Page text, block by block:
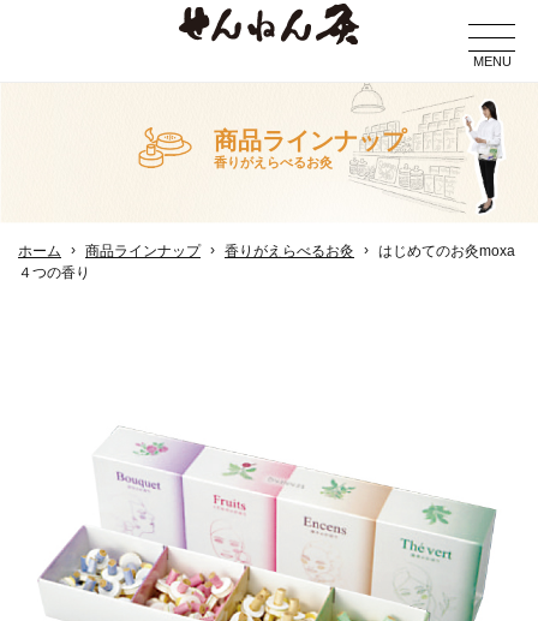
MENU
商品ラインナップ
香りがえらべるお灸
ホーム 商品ラインナップ 香りがえらべるお灸
はじめてのお灸moxa
４つの香り